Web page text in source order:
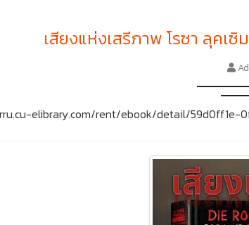
เสียงแห่งเสรีภาพ โรซา ลุคเ
elibrary.com/rent/ebook/detail/59d0ff1e-